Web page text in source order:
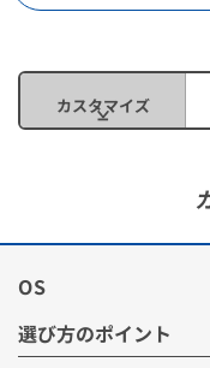
カスタマイズ
OS
選び方のポイント